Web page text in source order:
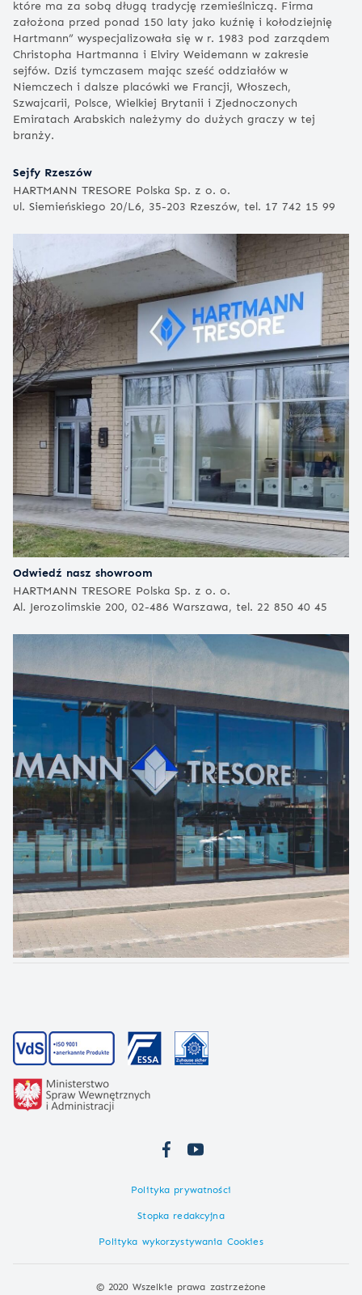
które ma za sobą długą tradycję rzemieślniczą. Firma
założona przed ponad 150 laty jako kuźnię i kołodziejnię
Hartmann” wyspecjalizowała się w r. 1983 pod zarządem
Christopha Hartmanna i Elviry Weidemann w zakresie
sejfów. Dziś tymczasem mając sześć oddziałów w
Niemczech i dalsze placówki we Francji, Włoszech,
Szwajcarii, Polsce, Wielkiej Brytanii i Zjednoczonych
Emiratach Arabskich należymy do dużych graczy w tej
branży.
Sejfy Rzeszów
HARTMANN TRESORE Polska Sp. z o. o.
ul. Siemieńskiego 20/L6, 35-203 Rzeszów, tel. 17 742 15 99
Odwiedź nasz showroom
HARTMANN TRESORE Polska Sp. z o. o.
Al. Jerozolimskie 200, 02-486 Warszawa, tel. 22 850 40 45
Polityka prywatności
Stopka redakcyjna
Polityka wykorzystywania Cookies
© 2020 Wszelkie prawa zastrzeżone